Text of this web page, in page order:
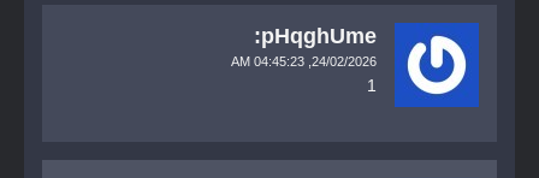
pHqghUme:
24/02/2026,
04:45:23 AM
1